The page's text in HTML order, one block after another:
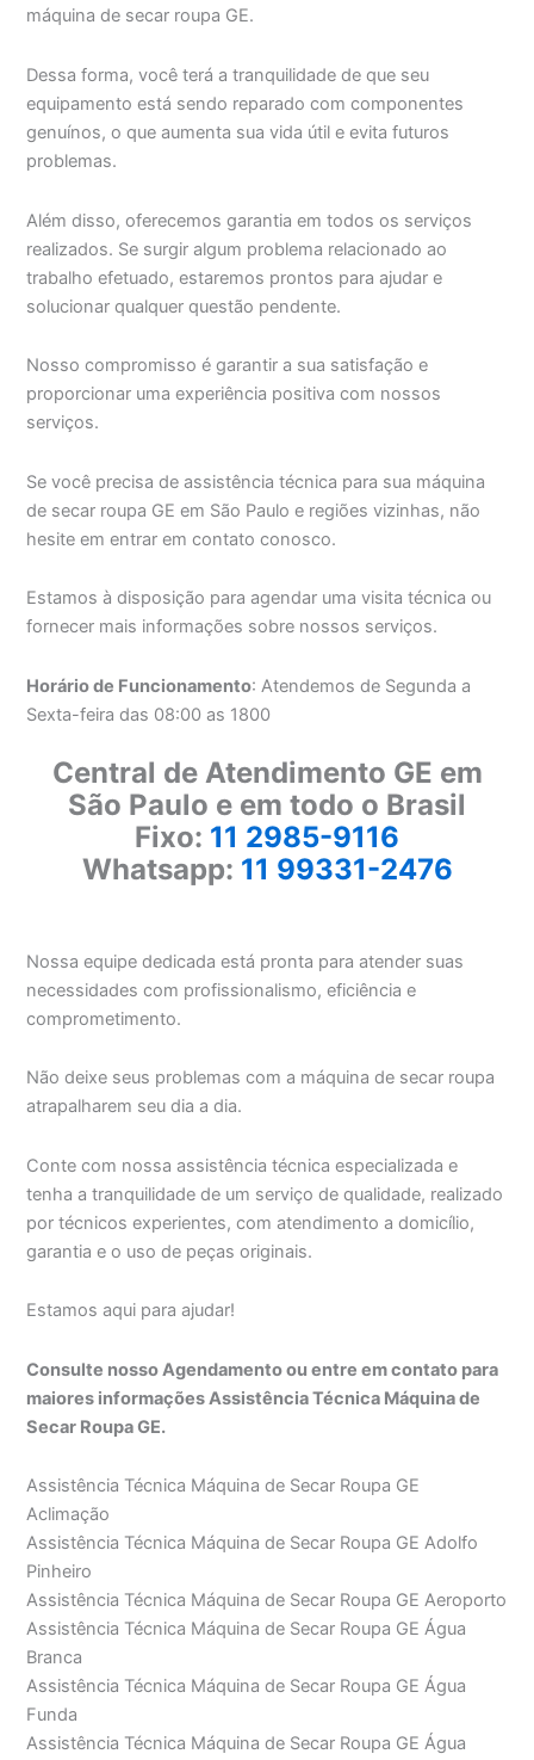
máquina de secar roupa GE.
Dessa forma, você terá a tranquilidade de que seu
equipamento está sendo reparado com componentes
genuínos, o que aumenta sua vida útil e evita futuros
problemas.
Além disso, oferecemos garantia em todos os serviços
realizados. Se surgir algum problema relacionado ao
trabalho efetuado, estaremos prontos para ajudar e
solucionar qualquer questão pendente.
Nosso compromisso é garantir a sua satisfação e
proporcionar uma experiência positiva com nossos
serviços.
Se você precisa de assistência técnica para sua máquina
de secar roupa GE em São Paulo e regiões vizinhas, não
hesite em entrar em contato conosco.
Estamos à disposição para agendar uma visita técnica ou
fornecer mais informações sobre nossos serviços.
Horário de Funcionamento: Atendemos de Segunda a
Sexta-feira das 08:00 as 1800
Central de Atendimento GE em
São Paulo e em todo o Brasil
Fixo: 11 2985-9116
Whatsapp: 11 99331-2476
Nossa equipe dedicada está pronta para atender suas
necessidades com profissionalismo, eficiência e
comprometimento.
Não deixe seus problemas com a máquina de secar roupa
atrapalharem seu dia a dia.
Conte com nossa assistência técnica especializada e
tenha a tranquilidade de um serviço de qualidade, realizado
por técnicos experientes, com atendimento a domicílio,
garantia e o uso de peças originais.
Estamos aqui para ajudar!
Consulte nosso Agendamento ou entre em contato para
maiores informações Assistência Técnica Máquina de
Secar Roupa GE.
Assistência Técnica Máquina de Secar Roupa GE
Aclimação
Assistência Técnica Máquina de Secar Roupa GE Adolfo
Pinheiro
Assistência Técnica Máquina de Secar Roupa GE Aeroporto
Assistência Técnica Máquina de Secar Roupa GE Água
Branca
Assistência Técnica Máquina de Secar Roupa GE Água
Funda
Assistência Técnica Máquina de Secar Roupa GE Água